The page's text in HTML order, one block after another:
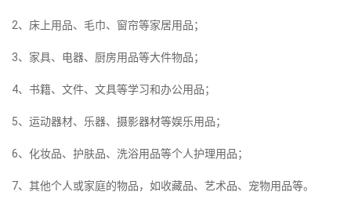
2、床上用品、毛巾、窗帘等家居用品；
3、家具、电器、厨房用品等大件物品；
4、书籍、文件、文具等学习和办公用品；
5、运动器材、乐器、摄影器材等娱乐用品；
6、化妆品、护肤品、洗浴用品等个人护理用品；
7、其他个人或家庭的物品，如收藏品、艺术品、宠物用品等。